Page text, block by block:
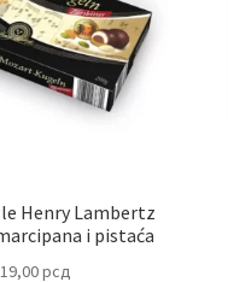
Henry Lambertz
i pistaća
рсд